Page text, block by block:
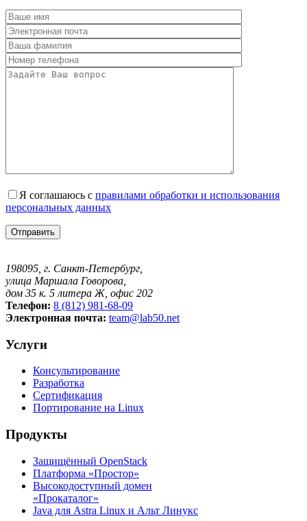
Я соглашаюсь с правилами обработки и использования
персональных данных
198095, г. Санкт-Петербург,
улица Маршала Говорова,
дом 35 к. 5 литера Ж, офис 202
Телефон: 8 (812) 981-68-09
Электронная почта: team@lab50.net
Услуги
Консультирование
Разработка
Сертификация
Портирование на Linux
Продукты
Защищённый OpenStack
Платформа «Простор»
Высокодоступный домен
«Прокаталог»
Java для Astra Linux и Альт Линукс